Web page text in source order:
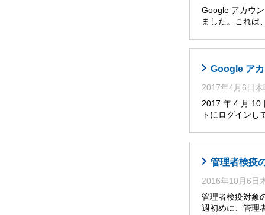
Google アカウ
ました。これは
Google ア
2017年4月6日木
2017 年 4 月 10
トにログイン
管理者検疫
2016年10月6日
管理者検疫対象
週初めに、管理